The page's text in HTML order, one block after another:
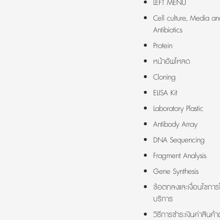
LEFT MENU
Cell culture, Media
Antibiotics
Protein
หน้าอัพโหลด
Cloning
ELISA Kit
Laboratory Plastic
Antibody Array
DNA Sequencing
Fragment Analysis
Gene Synthesis
ข้อตกลงและเงื่อนไขการ
บริการ
วิธีการชำระเงินค่าสินค้